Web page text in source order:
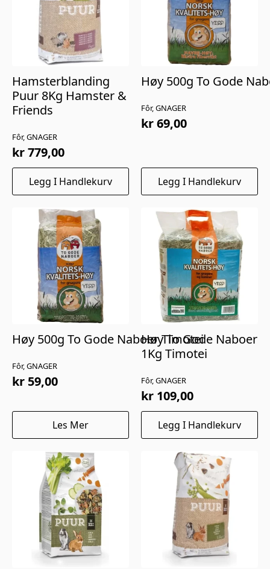
Fôr, GNAGER
Hamsterblanding
Puur 8Kg Hamster &
Friends
kr779,00
Legg I Handlekurv
Fôr, GNAGER
Høy 500g To Gode
kr69,00
Legg I Handlekurv
Fôr, GNAGER
Høy 500g To Gode Naboer Timotei
kr 59,00
Les Mer
Fôr, GNAGER
Høy To Gode Naboer
1Kg Timotei
kr 109,00
Legg I Handlekurv